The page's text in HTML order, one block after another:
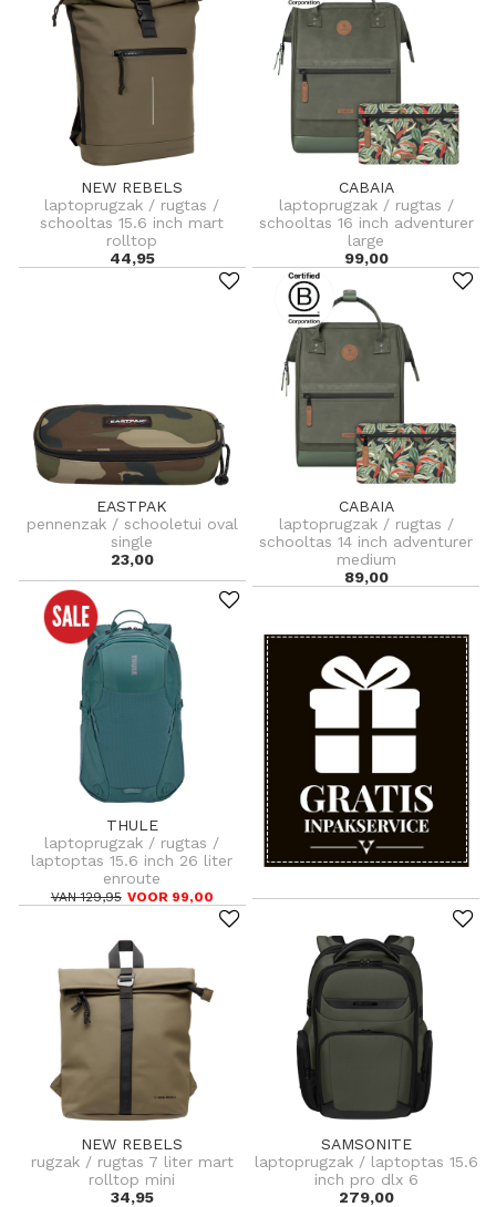
NEW REBELS
laptoprugzak / rugtas /
schooltas 15.6 inch mart
rolltop
44,95
CABAIA
laptoprugzak / rugtas /
schooltas 16 inch adventurer
large
99,00
EASTPAK
pennenzak / schooletui oval
single
23,00
CABAIA
laptoprugzak / rugtas /
schooltas 14 inch adventurer
medium
89,00
THULE
laptoprugzak / rugtas /
laptoptas 15.6 inch 26 liter
enroute
VAN 129,95 VOOR 99,00
NEW REBELS
rugzak / rugtas 7 liter mart
rolltop mini
34,95
SAMSONITE
laptoprugzak / laptoptas 15.6
inch pro dlx 6
279,00